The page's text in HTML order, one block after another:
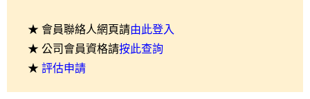
★ 會員聯絡人網頁請由此登入
★ 公司會員資格請按此查詢
★ 評估申請